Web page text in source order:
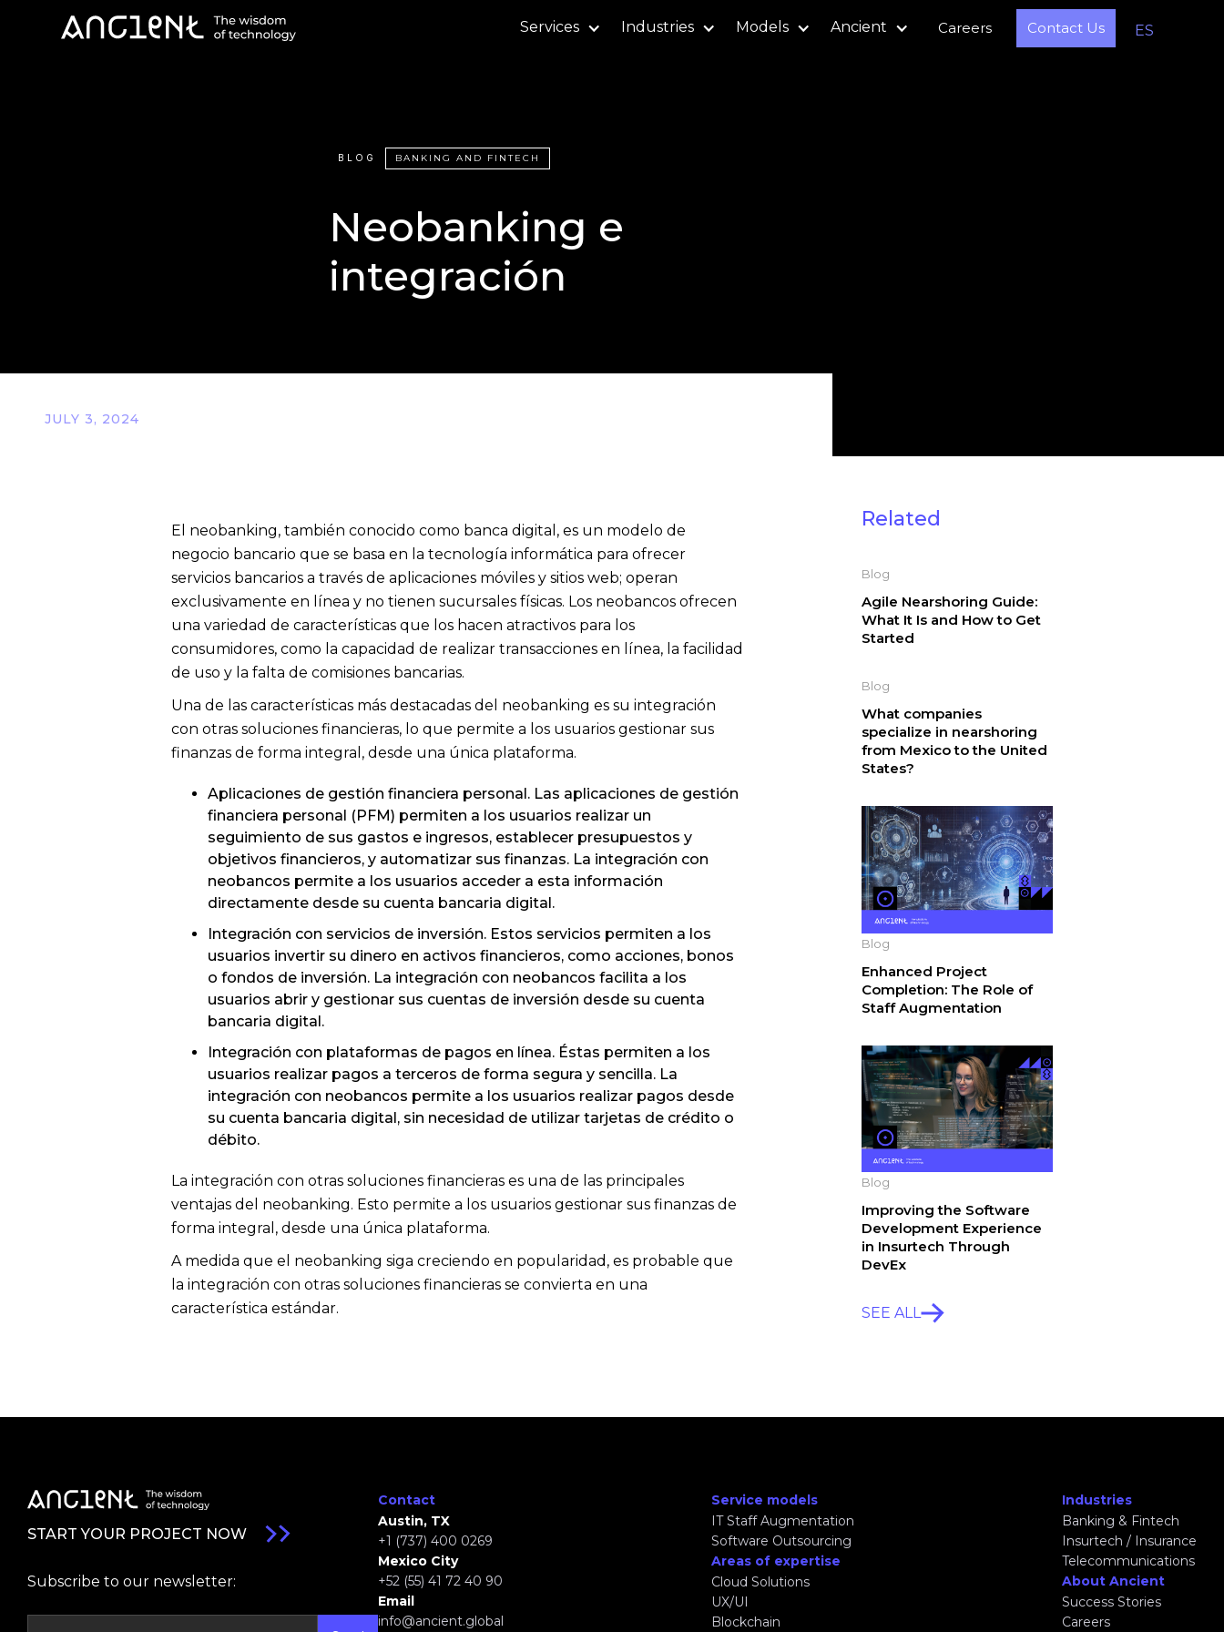
Services Industries Models Ancient Careers Contact Us ES
BLOG BANKING AND FINTECH
Neobanking e
integración
JULY 3, 2024
El neobanking, también conocido como banca digital, es un modelo de
negocio bancario que se basa en la tecnología informática para ofrecer
servicios bancarios a través de aplicaciones móviles y sitios web; operan
exclusivamente en línea y no tienen sucursales físicas. Los neobancos ofrecen
una variedad de características que los hacen atractivos para los
consumidores, como la capacidad de realizar transacciones en línea, la facilidad
de uso y la falta de comisiones bancarias.
Una de las características más destacadas del neobanking es su integración
con otras soluciones financieras, lo que permite a los usuarios gestionar sus
finanzas de forma integral, desde una única plataforma.
Aplicaciones de gestión financiera personal. Las aplicaciones de gestión
financiera personal (PFM) permiten a los usuarios realizar un
seguimiento de sus gastos e ingresos, establecer presupuestos y
objetivos financieros, y automatizar sus finanzas. La integración con
neobancos permite a los usuarios acceder a esta información
directamente desde su cuenta bancaria digital.
Integración con servicios de inversión. Estos servicios permiten a los
usuarios invertir su dinero en activos financieros, como acciones, bonos
o fondos de inversión. La integración con neobancos facilita a los
usuarios abrir y gestionar sus cuentas de inversión desde su cuenta
bancaria digital.
Integración con plataformas de pagos en línea. Éstas permiten a los
usuarios realizar pagos a terceros de forma segura y sencilla. La
integración con neobancos permite a los usuarios realizar pagos desde
su cuenta bancaria digital, sin necesidad de utilizar tarjetas de crédito o
débito.
La integración con otras soluciones financieras es una de las principales
ventajas del neobanking. Esto permite a los usuarios gestionar sus finanzas de
forma integral, desde una única plataforma.
A medida que el neobanking siga creciendo en popularidad, es probable que
la integración con otras soluciones financieras se convierta en una
característica estándar.
Related
Blog
Agile Nearshoring Guide:
What It Is and How to Get
Started
Blog
What companies
specialize in nearshoring
from Mexico to the United
States?
Blog
Enhanced Project
Completion: The Role of
Staff Augmentation
Blog
Improving the Software
Development Experience
in Insurtech Through
DevEx
SEE ALL
START YOUR PROJECT NOW
Subscribe to our newsletter:
Contact
Austin, TX
+1 (737) 400 0269
Mexico City
+52 (55) 41 72 40 90
Email
info@ancient.global
Service models
IT Staff Augmentation
Software Outsourcing
Areas of expertise
Cloud Solutions
UX/UI
Blockchain
Industries
Banking & Fintech
Insurtech / Insurance
Telecommunications
About Ancient
Success Stories
Careers